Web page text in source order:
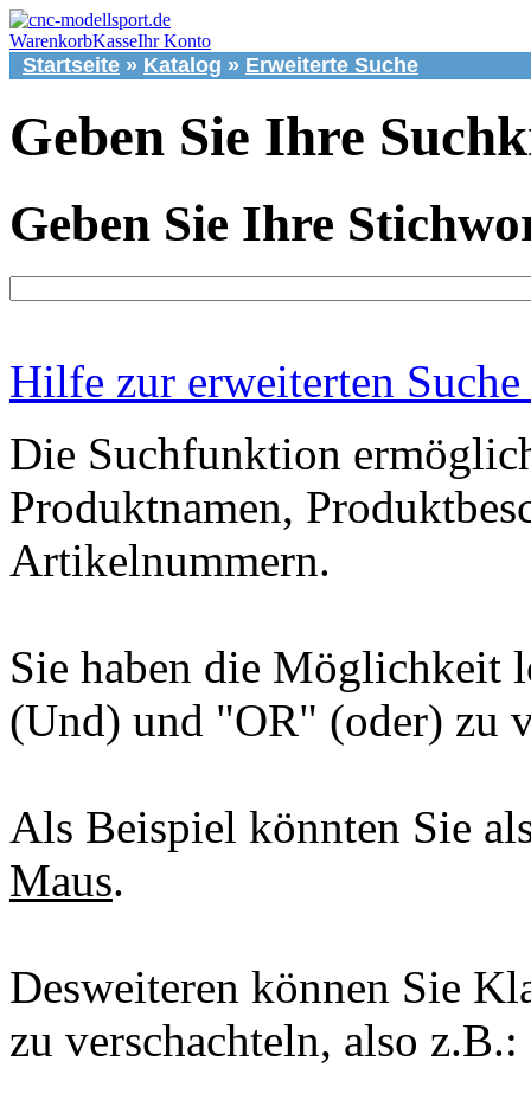
WarenkorbKasseIhr Konto
Startseite » Katalog » Erweiterte Suche
Geben Sie Ihre
Geben Sie Ihre
Hilfe zur erweiterten Suche
Die Suchfunktion
Produktnamen,
Artikelnummern.
Sie haben die Möglichkeit
(Und) und "OR" (oder) zu
Als Beispiel könnten Sie
Maus.
Desweiteren können Sie
zu verschachteln, also z.B.: